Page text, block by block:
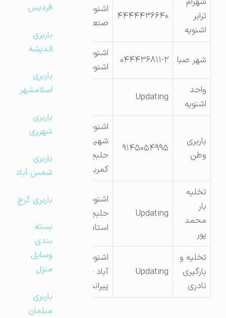
اشنویه
۴۴۴۴۴۳۶۶۴۰
اشنویه . شهرک
صنعتی
شهر صبا ۰۴۴۴۳۶۸۱۱-۲
اشنویه-جاده
اشنویه به نقده
واحد
اشنویه
Updating
باربری
وطن
۹۱۴۵۰۵۴۹۹۵
اشنویه.خ
شهیدبهشتی.فلکه
حلبچه.نبش
کمربندی
تخلیه
محمد
Updating
اشنویه – میدان
حلبچه – بلوار
استاد هژار
تخلیه و
بارگیری
نادری
Updating
اشنویه – سلیم
آباد – بلوار
پیرانشهر
فردیس
باربری
اندیشه
باربری
اسلامشهر
باربری
شهرری
باربری
شمس آباد
باربری کرج
بسته
بندی
وسایل
منزل
باربری
مبلمان